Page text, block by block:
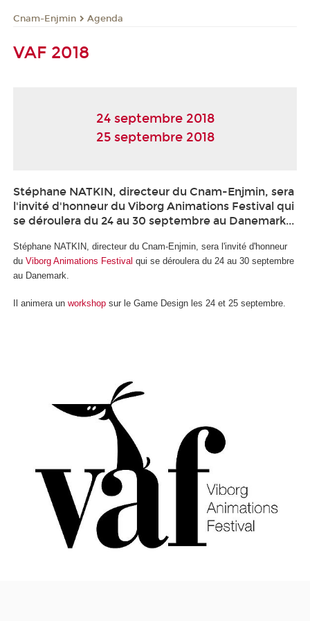
Cnam-Enjmin Agenda
VAF 2018
24 septembre 2018
25 septembre 2018
Stéphane NATKIN, directeur du Cnam-Enjmin, sera
l'invité d'honneur du Viborg Animations Festival qui
se déroulera du 24 au 30 septembre au Danemark...
Stéphane NATKIN, directeur du Cnam-Enjmin, sera l'invité d'honneur
du Viborg Animations Festival qui se déroulera du 24 au 30 septembre
au Danemark.
Il animera un workshop sur le Game Design les 24 et 25 septembre.